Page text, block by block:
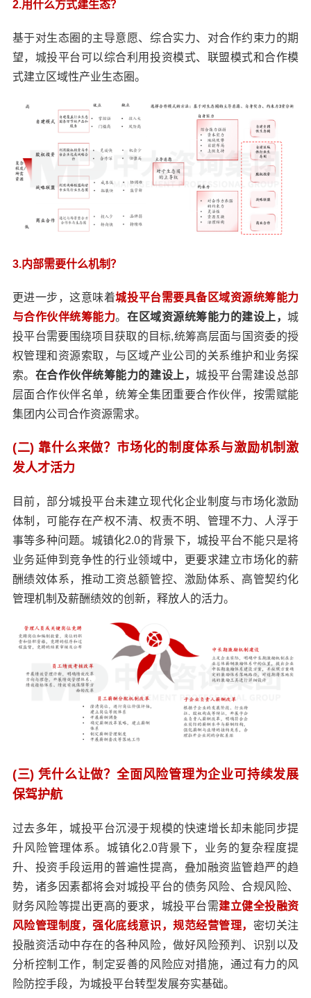
2.用什么方式建生态？
基于对生态圈的主导意愿、综合实力、对合作约束力的期
望，城投平台可以综合利用投资模式、联盟模式和合作模
式建立区域性产业生态圈。
3.内部需要什么机制？
更进一步，这意味着城投平台需要具备区域资源统筹能力
与合作伙伴统筹能力。 在区域资源统筹能力的建设上，城
投平台需要围绕项目获取的目标,统筹高层面与国资委的授
权管理和资源索取，与区域产业公司的关系维护和业务探
索。 在合作伙伴统筹能力的建设上，城投平台需建设总部
层面合作伙伴名单，统筹全集团重要合作伙伴，按需赋能
集团内公司合作资源需求。
(二) 靠什么来做？市场化的制度体系与激励机制激
发人才活力
目前，部分城投平台未建立现代化企业制度与市场化激励
体制，可能存在产权不清、权责不明、管理不力、人浮于
事等多种问题。城镇化2.0的背景下，城投平台不能只是将
业务延伸到竞争性的行业领域中，更要求建立市场化的薪
酬绩效体系，推动工资总额管控、激励体系、高管契约化
管理机制及薪酬绩效的创新，释放人的活力。
(三) 凭什么让做？全面风险管理为企业可持续发展
保驾护航
过去多年，城投平台沉浸于规模的快速增长却未能同步提
升风险管理体系。城镇化2.0背景下，业务的复杂程度提
升、投资手段运用的普遍性提高，叠加融资监管趋严的趋
势，诸多因素都将会对城投平台的债务风险、合规风险、
财务风险等提出更高的要求，城投平台需建立健全投融资
风险管理制度，强化底线意识，规范经营管理， 密切关注
投融资活动中存在的各种风险，做好风险预判、识别以及
分析控制工作，制定妥善的风险应对措施，通过有力的风
险防控手段，为城投平台转型发展夯实基础。